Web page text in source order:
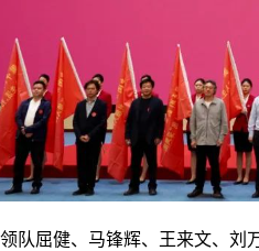
队屈健、马锋辉、王来文、